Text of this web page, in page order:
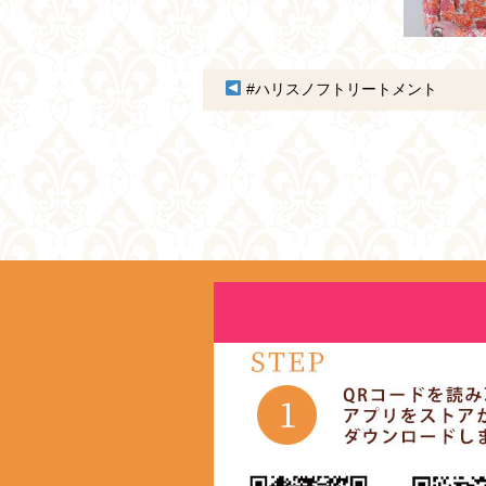
#ハリスノフトリートメント